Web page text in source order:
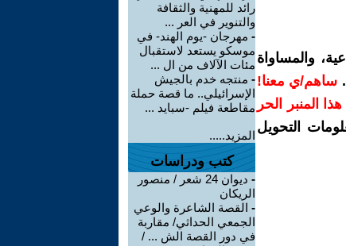
والمساواة
ساهم/ي معنا!
هذا المنبر الحر
التحويل
رائد للمهنية والثقافة
والتنوير في العر ...
- مهرجان -يوم الهند- في
موسكو يستعد لاستقبال
مئات الآلاف من ال ...
- منتجه خدم بالجيش
الإسرائيلي.. ما قصة حملة
مقاطعة فيلم -سبايد ...
المزيد.....
كتب ودراسات
-
ديوان 24 شعر / منصور
الريكان
- القصة الشاعرة والوعي
الجمعي الحداثي/ مقاربة
في دور القصة الش ... /